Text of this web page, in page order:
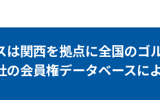
関西を拠点に全国のゴ
会員権データベースに